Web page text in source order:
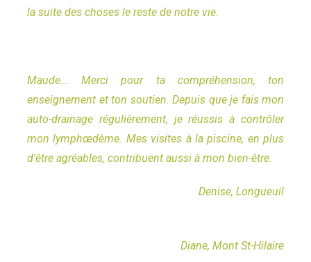
la suite des choses le reste de notre vie.
Maude... Merci pour ta compréhension, ton
enseignement et ton soutien. Depuis que je fais mon
auto-drainage régulièrement, je réussis à contrôler
mon lymphœdème. Mes visites à la piscine, en plus
d'être agréables, contribuent aussi à mon bien-être.
Denise, Longueuil
Diane, Mont St-Hilaire